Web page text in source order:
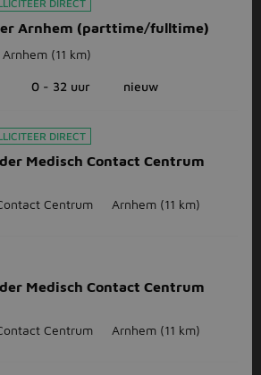
DIRECT
Arnhem (parttime/fulltime)
Arnhem (11 km)
0 - 32 uur nieuw
DIRECT
Medisch Contact Centrum
Centrum Arnhem (11 km)
Medisch Contact Centrum
Centrum Arnhem (11 km)